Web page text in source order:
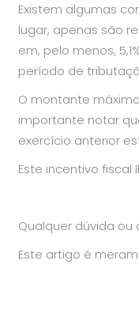
Existem algumas
lugar, apenas são
em, pelo menos,
período de
O montante
importante notar
exercício anterior
Este incentivo fiscal
Qualquer dúvida
Este artigo é